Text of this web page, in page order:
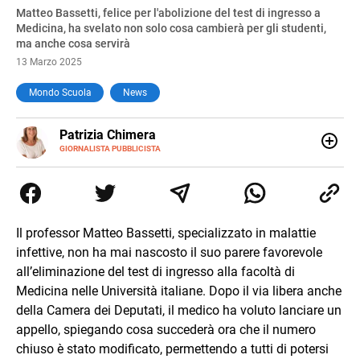
Matteo Bassetti, felice per l'abolizione del test di ingresso a
Medicina, ha svelato non solo cosa cambierà per gli studenti,
ma anche cosa servirà
13 Marzo 2025
Mondo Scuola News
Patrizia Chimera
GIORNALISTA PUBBLICISTA
E-
MAIL
LINKEDIN
collaborato con grandi gruppi editoriali e agenzie di
comunicazione specializzandosi nella scrittura di articoli
Il professor Matteo Bassetti, specializzato in malattie
infettive, non ha mai nascosto il suo parere favorevole
all’eliminazione del test di ingresso alla facoltà di
Medicina nelle Università italiane. Dopo il via libera anche
della Camera dei Deputati, il medico ha voluto lanciare un
appello, spiegando cosa succederà ora che il numero
chiuso è stato modificato, permettendo a tutti di potersi